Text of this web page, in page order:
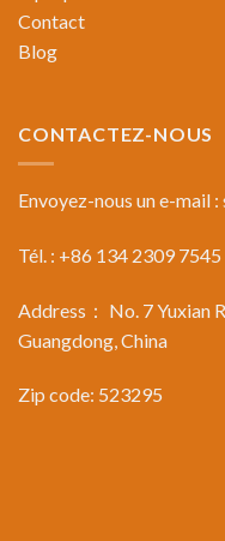
Contact
Blog
CONTACTEZ-NOUS
Envoyez-nous un e-mail :
Tél. : +86 134 2309 7545
Address： No. 7 Yuxian
Guangdong, China
Zip code: 523295